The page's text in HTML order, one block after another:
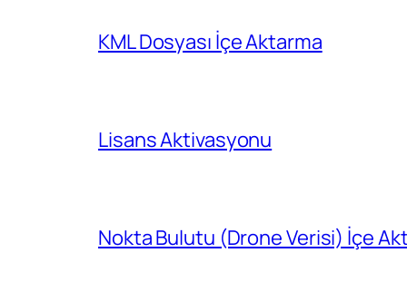
KML Dosyası İçe Aktarma
Lisans Aktivasyonu
Nokta Bulutu (Drone Verisi) İçe